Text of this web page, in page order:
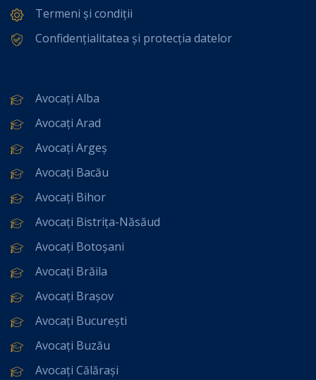
Termeni și condiții
Confidențialitatea și protecția datelor
Avocați Alba
Avocați Arad
Avocați Argeș
Avocați Bacău
Avocați Bihor
Avocați Bistrița-Năsăud
Avocați Botoșani
Avocați Brăila
Avocați Brașov
Avocați București
Avocați Buzău
Avocați Călărași